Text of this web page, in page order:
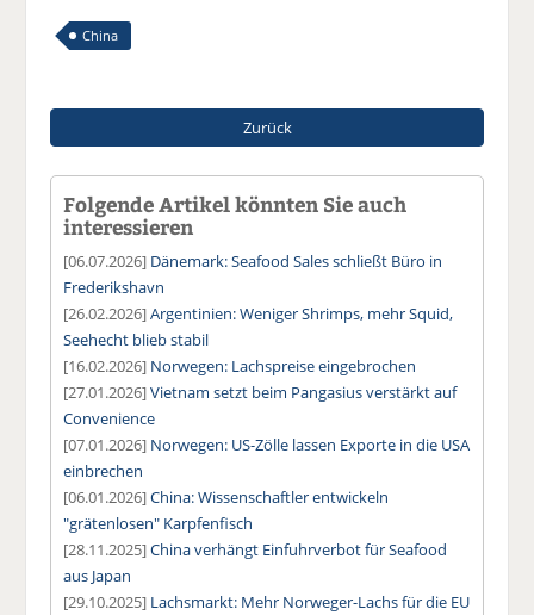
China
Zurück
Folgende Artikel könnten Sie auch
interessieren
[06.07.2026] Dänemark: Seafood Sales schließt Büro in
Frederikshavn
[26.02.2026]Argentinien: Weniger Shrimps, mehr Squid,
Seehecht blieb stabil
[16.02.2026] Norwegen: Lachspreise eingebrochen
[27.01.2026]Vietnam setzt beim Pangasius verstärkt auf
Convenience
[07.01.2026] Norwegen: US-Zölle lassen Exporte in die USA
einbrechen
[06.01.2026]China: Wissenschaftler entwickeln
"grätenlosen" Karpfenfisch
[28.11.2025]China verhängt Einfuhrverbot für Seafood
aus Japan
[29.10.2025] Lachsmarkt: Mehr Norweger-Lachs für die EU